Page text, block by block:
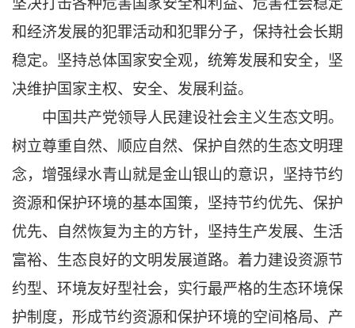
坚决打击各种危害国家安全和利益、危害社会稳定
和经济发展的犯罪活动和犯罪分子，保持社会长期
稳定。坚持总体国家安全观，统筹发展和安全，坚
决维护国家主权、安全、发展利益。
中国共产党领导人民建设社会主义生态文明。
树立尊重自然、顺应自然、保护自然的生态文明理
念，增强绿水青山就是金山银山的意识，坚持节约
资源和保护环境的基本国策，坚持节约优先、保护
优先、自然恢复为主的方针，坚持生产发展、生活
富裕、生态良好的文明发展道路。着力建设资源节
约型、环境友好型社会，实行最严格的生态环境保
护制度，形成节约资源和保护环境的空间格局、产